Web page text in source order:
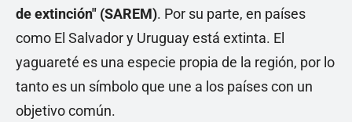
de extinción" (SAREM). Por su parte, en países
como El Salvador y Uruguay está extinta. El
yaguareté es una especie propia de la región, por lo
tanto es un símbolo que une a los países con un
objetivo común.